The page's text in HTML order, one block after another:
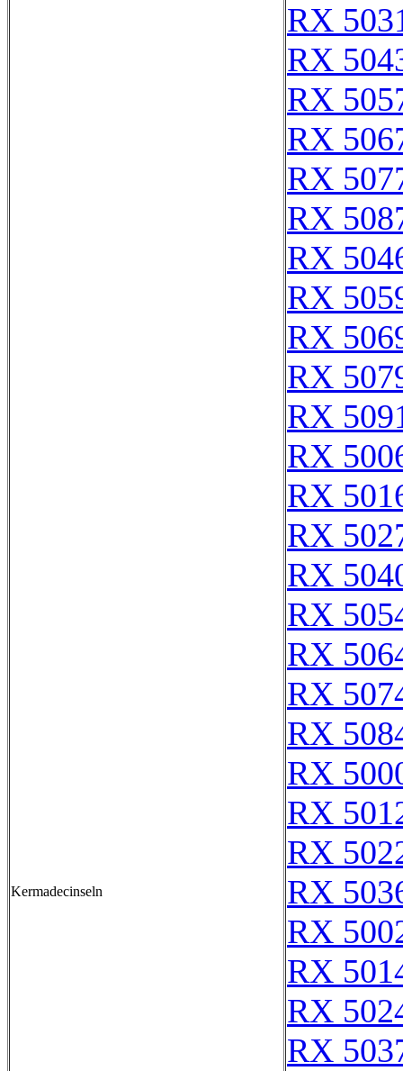
Kermadecinseln
RX
RX
RX
RX
RX
RX
RX
RX
RX
RX
RX
RX
RX
RX
RX
RX
RX
RX
RX
RX
RX
RX
RX
RX
RX
RX
RX